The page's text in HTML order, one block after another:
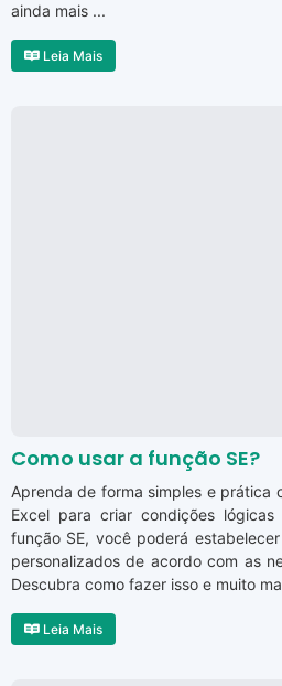
ainda mais ...
Leia Mais
Como usar a função SE?
Aprenda de forma simples e prática
Excel para criar condições
função SE, você poderá
personalizados de acordo com as
Descubra como fazer isso e muito
Leia Mais